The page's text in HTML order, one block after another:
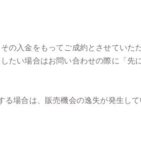
の入金をもってご成約とさせていただ
たい場合はお問い合わせの際に「
場合は、販売機会の逸失が発生し